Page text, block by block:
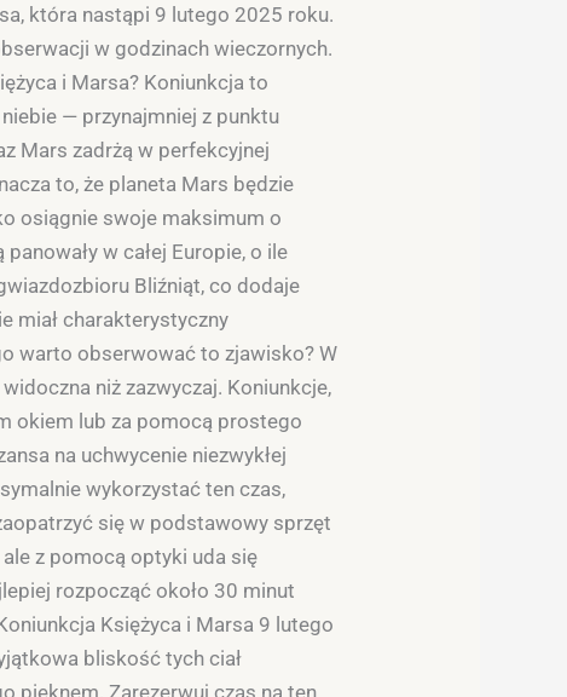
która nastąpi 9 lutego 2025 roku.
w godzinach wieczornych.
i Marsa? Koniunkcja to
— przynajmniej z punktu
Mars zadrżą w perfekcyjnej
to, że planeta Mars będzie
osiągnie swoje maksimum o
w całej Europie, o ile
Bliźniąt, co dodaje
miał charakterystyczny
warto obserwować to zjawisko? W
niż zazwyczaj. Koniunkcje,
okiem lub za pomocą prostego
na uchwycenie niezwykłej
wykorzystać ten czas,
się w podstawowy sprzęt
z pomocą optyki uda się
rozpocząć około 30 minut
Księżyca i Marsa 9 lutego
bliskość tych ciał
pięknem. Zarezerwuj czas na ten